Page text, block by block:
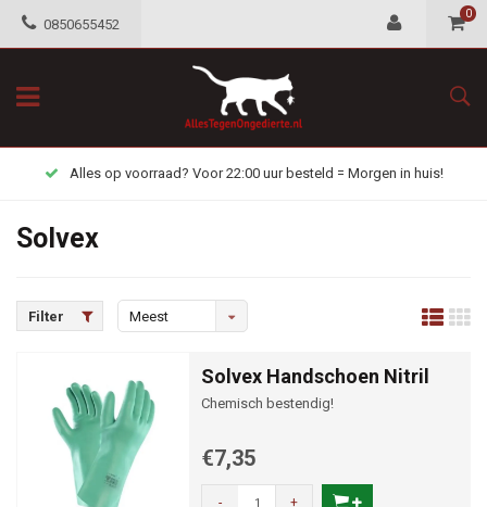
0850655452
0
Alles op voorraad? Voor 22:00 uur besteld = Morgen in huis!
Solvex
Filter
Meest
Solvex Handschoen Nitril
Chemisch bestendig!
€7,35
- +